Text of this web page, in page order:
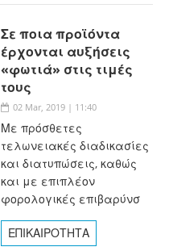
Σε ποια προϊόντα
έρχονται αυξήσεις
«φωτιά» στις τιμές
τους
02 Mar, 2019 | 11:40
Με πρόσθετες
τελωνειακές διαδικασίες
και διατυπώσεις, καθώς
και με επιπλέον
φορολογικές επιβαρύνσ
ΕΠΙΚΑΙΡΟΤΗΤΑ